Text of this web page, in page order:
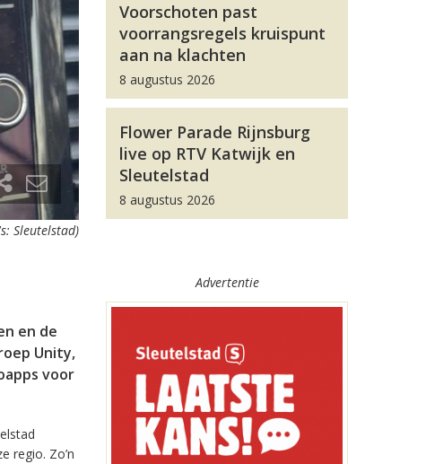
Sleutelstad)
en de
Unity,
voor
regio. Zo’n
Voorschoten past
voorrangsregels kruispunt
aan na klachten
8 augustus 2026
Flower Parade Rijnsburg
live op RTV Katwijk en
Sleutelstad
8 augustus 2026
Advertentie